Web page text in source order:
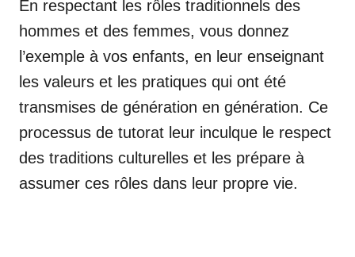
En respectant les rôles traditionnels des
hommes et des femmes, vous donnez
l’exemple à vos enfants, en leur enseignant
les valeurs et les pratiques qui ont été
transmises de génération en génération. Ce
processus de tutorat leur inculque le respect
des traditions culturelles et les prépare à
assumer ces rôles dans leur propre vie.